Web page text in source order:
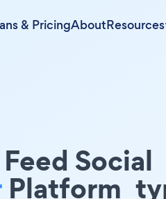
& PricingAboutResources
Social